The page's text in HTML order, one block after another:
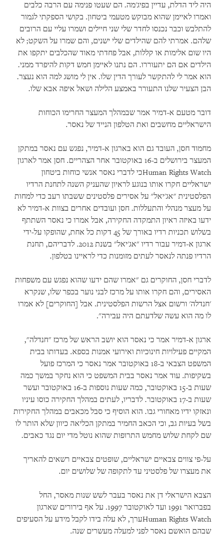
היה ליד הדלת, עדיין בפיג'מה. הם שעטו פנימה עם הרבה כלבים
ואמרו לאיימן שהוא מבוקש מטעמי ביטחון. בקושי הספקתי לגמור
להתלבש וכבר נכנסו לחדר שלי שני חיילים ושמרו עליי עם הרובים
שלהם. אמרתי להם שהילדים שלי ישנים, והם שמרו על השקט; לא
היו שום אלימות או קללות, אבל פחדתי מאוד שהכלבים יתקפו את
הילדים אם הם יתעוררו. הם נתנו לאיימן חמש דקות להיפרד ממני.
הוא אמר לי להתקשר לעורך הדין שלו. אין לי מושג למה הוא נעצר.
הבן הצעיר שלנו התעורר באמצע הלילה ושאל איפה אבא שלו.
דובר מטעם א-דמיר אמר שבמהלך המעצר החרימו הכוחות
הישראליים מחשבים ואת הטלפון הנייד של נאסר.
מחמוד חסן, העובד גם הוא בארגון א-דמיר, נפגש עם נאסר במתקן
המעצר בירושלים ב-16 באוקטובר אחר הצהריים. חסן אמר לארגון
Human Rights Watchכי לדברי נאסר אנשי כוחות ביטחון
ישראליים חקרו אותו בנוגע לראיון שהעניק השנה לתחנת הרדיו
הפלסטינית "אג'יאל" על אסירים פלסטינים ששבתו רעב כדי למחות
על מעצר מנהלי והתעללות. חסן ועובדים אחרים בצוות א-דמיר לא
ידעו באיזה ראיון התמקדה החקירה, אבל אמרו כי נאסר השתתף
בשלוש תכניות רדיו באורך של 45 דקות כל אחת, שהופקו על-ידי
ארגון א-דמיר עבור רדיו "אג'יאל" בשנת 2012. לדבריהם, תחנת
הרדיו פנתה לנאסר לעתים מזומנות כדי לראיינו בטלפון.
לדברי חסן, החוקרים גם "אמרו שהם ידעו שהוא נפגש עם משפחות
האסירים, והם חקרו אותו על מרכז לבני נוער בכפר שלו, שנקרא
'חנדלה' ורשום אצל הרשות הפלסטינית. אבל [החוקרים] לא אמרו
לו מה הוא עשה שלדעתם היה עבירה".
ארגון א-דמיר אמר כי נאסר הוא יושב הראש של מרכז "חנדלה",
המקיים פעילויות חינוכיות ואירועי אמנות בספא. בעדותו בבית
המשפט הצבאי ב-18 באוקטובר אמר נאסר כי המרכז פועל
בשקיפות. עוד אמר נאסר בבית המשפט כי הוא נחקר במשך כמה
שעות ב-15 באוקטובר, כמה שעות נוספות ב-16 באוקטובר ועשר
שעות ב-17 באוקטובר. לדבריו, לעתים במהלך החקירה כוסו עיניו
ונאזקו ידיו מאחורי גבו. הוא הוסיף כי סבל מכאבים במהלך החקירות
בשל בעיות גב, וכי הכאב החמיר במתקן הכליאה כיוון שלא הותר לו
שם לקחת שלוש מחמש התרופות שהוא נוטל מדי יום נגד כאבים.
על-פי צווים צבאיים ישראליים, שופטים צבאיים רשאים להאריך
את מעצרו של פלסטיני עד לתקופה של שלושים יום.
הצבא הישראלי דן את נאסר בעבר לשש שנות מאסר, החל
בפברואר 1991 ועד לאוקטובר 1997. על אף בירורים שארגון
Human Rights Watchערך, לא עלה בידו לקבל מידע על הסעיפים
שבהם הואשם נאסר לפני למעלה מעשרים שנה.